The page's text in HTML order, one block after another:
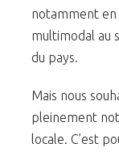
notamment
multimodal au
du pays.
Mais nous
pleinement
locale. C’est